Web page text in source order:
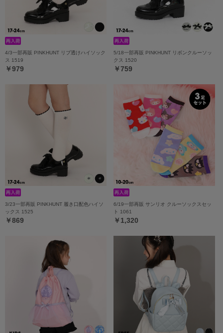
4/3一部再販 PINKHUNT リブ透けハイソック
ス 1519
￥979
5/18一部再販 PINKHUNT リボンクルーソッ
クス 1520
￥759
3/23一部再販 PINKHUNT 履き口配色ハイソ
ックス 1525
￥869
6/19一部再販 サンリオ クルーソックスセッ
ト 1061
￥1,320